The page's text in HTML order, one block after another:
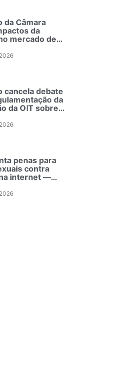
da Câmara
da
mercado de
cancela debate
da
da OIT sobre
penas para
contra
internet —